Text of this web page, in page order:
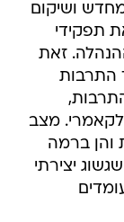
ושיקום
תפקידי
זאת
התרבות
לקאמרי. מצב
והן ברמה
יצירתי